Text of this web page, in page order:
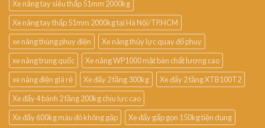
Xe nâng tay siêu thấp 51mm 2000kg
Xe nâng tay thấp 51mm 2000kg tại Hà Nội/TP.HCM
xe nâng thùng phuy điện
Xe nâng thủy lực quay đổ phuy
xe nâng trung quốc
Xe nâng WP1000 mặt bàn chất lượng cao
xe nâng điện giá rẻ
Xe đẩy 2 tầng 300kg
Xe đẩy 2 tầng XTB100T2
Xe đẩy 4 bánh 2 tầng 200kg chịu lực cao
Xe đẩy 600kg màu đỏ không gập
Xe đẩy gấp gọn 150kg tiện dụng